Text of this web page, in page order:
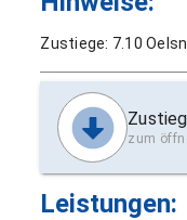
Zustiege: 7.10
zum
Leistungen: